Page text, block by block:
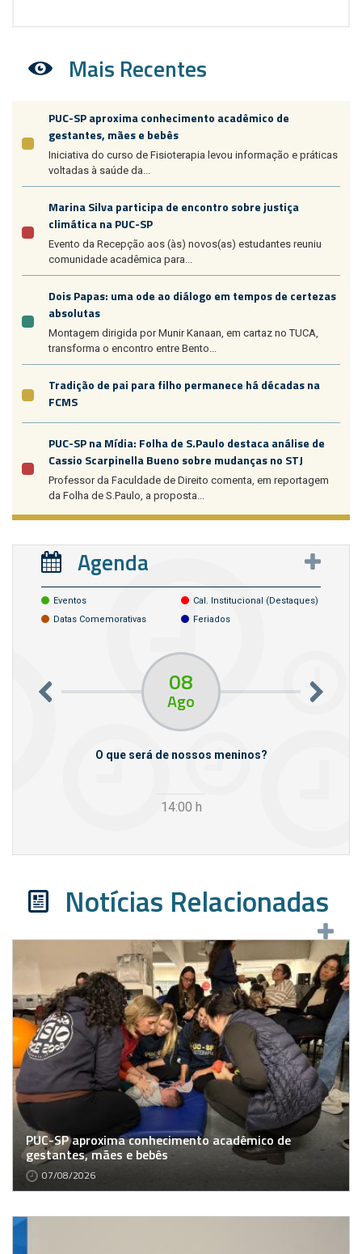
Mais Recentes
PUC-SP aproxima conhecimento acadêmico de
gestantes, mães e bebês
Iniciativa do curso de Fisioterapia levou informação e práticas
voltadas à saúde da...
Marina Silva participa de encontro sobre justiça
climática na PUC-SP
Evento da Recepção aos (às) novos(as) estudantes reuniu
comunidade acadêmica para...
Dois Papas: uma ode ao diálogo em tempos de certezas
absolutas
Montagem dirigida por Munir Kanaan, em cartaz no TUCA,
transforma o encontro entre Bento...
Tradição de pai para filho permanece há décadas na
FCMS
PUC-SP na Mídia: Folha de S.Paulo destaca análise de
Cassio Scarpinella Bueno sobre mudanças no STJ
Professor da Faculdade de Direito comenta, em reportagem
da Folha de S.Paulo, a proposta...
Agenda
Eventos
Cal. Institucional (destaques)
Datas Comemorativas
Feriados
08
Ago
O que será de nossos meninos?
14:00 h
Notícias Relacionadas
PUC-SP aproxima conhecimento acadêmico de
gestantes, mães e bebês
07/08/2026